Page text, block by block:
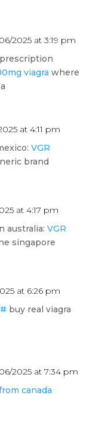
2025 at 3:19 pm
viagra where
at 4:11 pm
VGR
brand
at 4:17 pm
australia: VGR
singapore
at 6:26 pm
buy real viagra
2025 at 7:34 pm
canada